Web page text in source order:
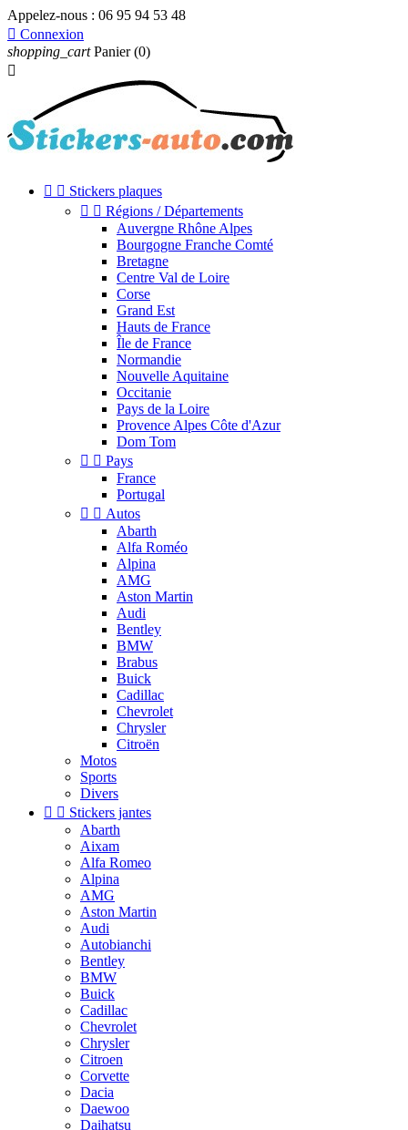
Appelez-nous : 06 95 94 53 48
 Connexion
shopping_cart Panier (0)

  Stickers plaques
  Régions / Départements
Auvergne Rhône Alpes
Bourgogne Franche Comté
Bretagne
Centre Val de Loire
Corse
Grand Est
Hauts de France
Île de France
Normandie
Nouvelle Aquitaine
Occitanie
Pays de la Loire
Provence Alpes Côte d'Azur
Dom Tom
  Pays
France
Portugal
  Autos
Abarth
Alfa Roméo
Alpina
AMG
Aston Martin
Audi
Bentley
BMW
Brabus
Buick
Cadillac
Chevrolet
Chrysler
Citroën
Motos
Sports
Divers
  Stickers jantes
Abarth
Aixam
Alfa Romeo
Alpina
AMG
Aston Martin
Audi
Autobianchi
Bentley
BMW
Buick
Cadillac
Chevrolet
Chrysler
Citroen
Corvette
Dacia
Daewoo
Daihatsu